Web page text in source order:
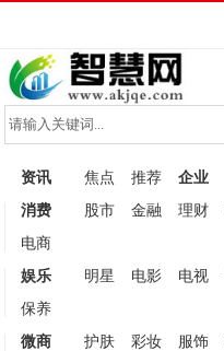
资讯 焦点 推荐 企业
消费
股市 金融 理财
电商
娱乐
明星 电影 电视
保养
微商
护肤 彩妆 服饰